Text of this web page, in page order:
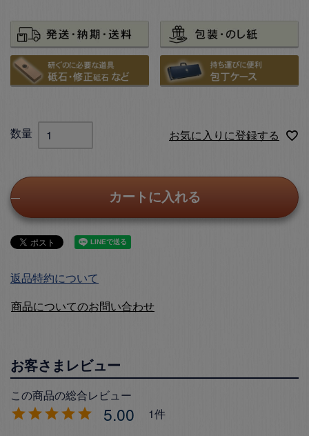
お気に入りに登録する
カートに入れる
返品特約について
商品についてのお問い合わせ
5.00 1